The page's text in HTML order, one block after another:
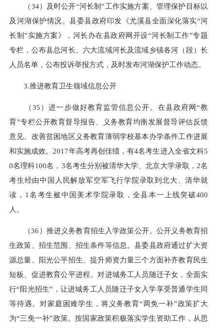
（34）及时公开“河长制”工作实施方案、管理保护目标以
及河湖保护情况。县委县政府印发《尤溪县全面深化落实“河
长制”实施方案》，河长办在县政府网开设“河长制工作”专题
专栏，公布县总河长、六大流域河长及流域乡镇各河（段）长
人员名单，公布投诉举报方式，及时发布河湖保护工作动态。
3.推进教育卫生领域信息公开
（35）进一步做好教育监管信息公开。在县政府网“教
育”专栏公开教育督导报告、义务教育均衡发展督导评估反馈
意见、改善贫困地区义务教育薄弱学校基本办学条件工作进展
和实施成效。2017年高考再创佳绩，有4名考生进入全省文科5
0名理科100名，3名考生分别被清华大学、北京大学录取，2名
考生经由中国人民解放军空军飞行学院录取到北大、清华就
读，1名考生被中国美术学院录取，全县本一上线突破400
人。
（36）推进义务教育招生入学政策公开。公开义务教育招
生政策、招生范围、招生条件等信息。县委县政府通过扩大资
源总量、阳光公平招生、提升师资力量三个方面补齐教育民生
短板、促进教育公平进程。对进城务工人员随迁子女，全面实
行“阳光招生”，让进城务工人员随迁子女入学享受普通学生同
等待遇。对家庭困难学生，将义务教育“两免一补”政策扩大
为“三免一补”政策。按国家政策积极落实学生资助工作，从思